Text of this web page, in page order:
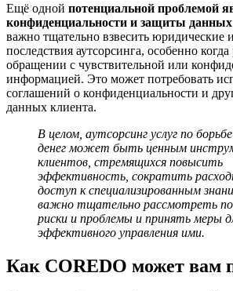
Ещё одной потенциальной проблемой
конфиденциальности и защиты данных
важно тщательно взвесить юридические
последствия аутсорсинга, особенно
обращении с чувствительной или
информацией. Это может потребовать
соглашений о конфиденциальности и
данных клиента.
В целом, аутсорсинг услуг по
денег может быть ценным
клиентов, стремящихся повысить
эффективность, сократить
доступ к специализированным
важно тщательно рассмотреть
риски и проблемы и принять меры
эффективного управления ими.
Как COREDO может вам